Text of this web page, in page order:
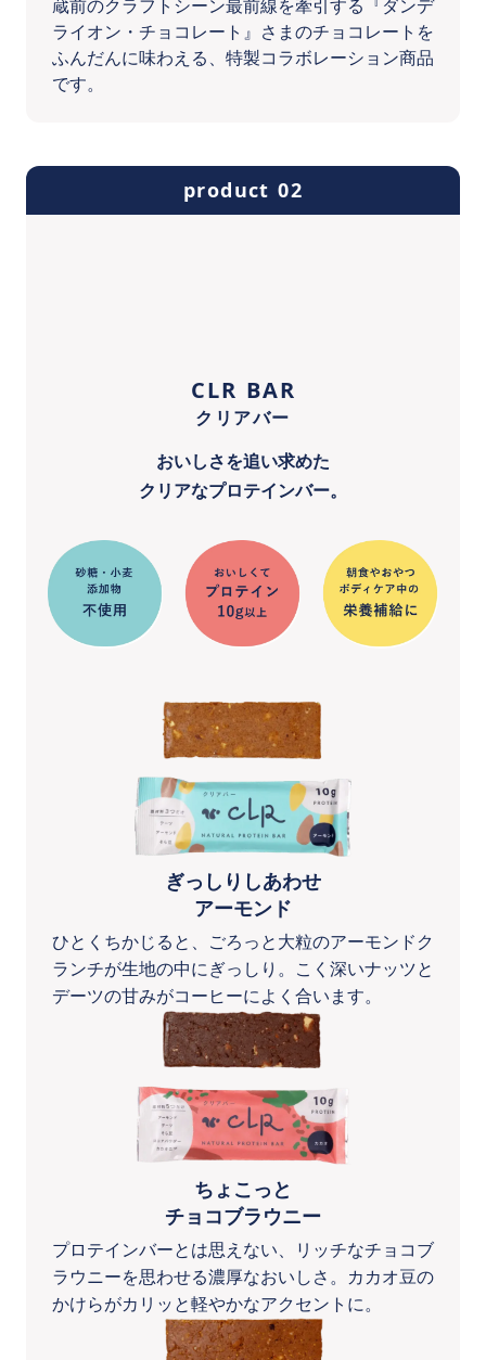
蔵前のクラフトシーン最前線を牽引する『ダンデ
ライオン・チョコレート』さまのチョコレートを
ふんだんに味わえる、特製コラボレーション商品
です。
product 02
CLR BAR
クリアバー
おいしさを追い求めた
クリアなプロテインバー。
ぎっしりしあわせ
アーモンド
ひとくちかじると、ごろっと大粒のアーモンドク
ランチが生地の中にぎっしり。こく深いナッツと
デーツの甘みがコーヒーによく合います。
ちょこっと
チョコブラウニー
プロテインバーとは思えない、リッチなチョコブ
ラウニーを思わせる濃厚なおいしさ。カカオ豆の
かけらがカリッと軽やかなアクセントに。